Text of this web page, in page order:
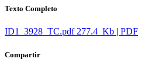
Texto Completo
ID1_3928_TC.pdf 277.4 Kb | PDF
Compartir